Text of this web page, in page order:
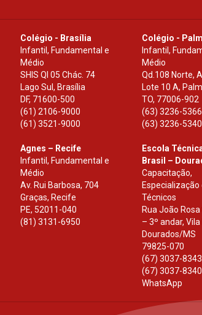
Colégio - Brasília
Infantil, Fundamental e
Médio
SHIS Ql 05 Chác. 74
Lago Sul, Brasília
DF, 71600-500
(61) 2106-9000
(61) 3521-9000
Colégio -
Infantil,
Médio
Qd.108 Norte,
Lote 10 A,
TO, 77006-902
(63) 3236-5366
(63) 3236-5340
Agnes – Recife
Infantil, Fundamental e
Médio
Av. Rui Barbosa, 704
Graças, Recife
PE, 52011-040
(81) 3131-6950
Escola
Brasil –
Capacitação,
Especialização
Técnicos
Rua João
– 3º andar,
Dourados/MS
79825-070
(67) 3037-8343
(67) 3037-
WhatsApp